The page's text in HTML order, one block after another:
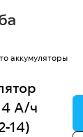
аккумуляторы
А/ч
14)